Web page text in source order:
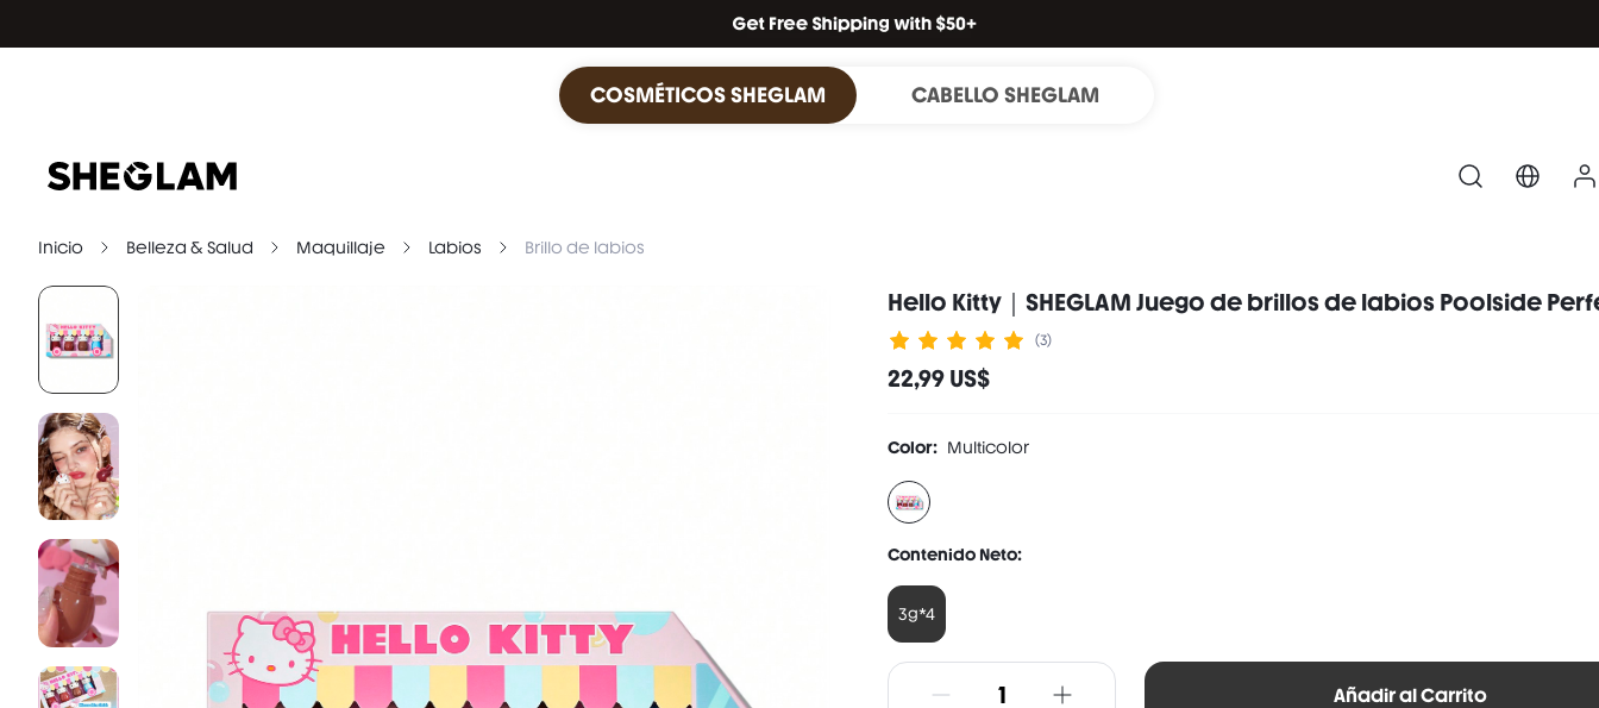
COSMÉTICOS SHEGLAM CABELLO SHEGLAM
Inicio Belleza & Salud Maquillaje Labios Brillo de labios
Hello Kitty｜SHEGLAM Juego de brillos de labios Poolside
(3)
22,99 US$
Color: Multicolor
Contenido Neto:
3g*4
Añadir al Carrito